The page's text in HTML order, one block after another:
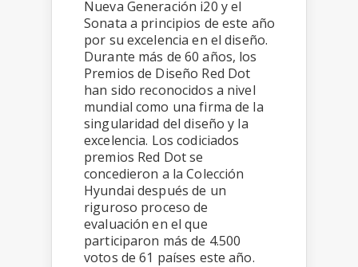
Nueva Generación i20 y el
Sonata a principios de este año
por su excelencia en el diseño.
Durante más de 60 años, los
Premios de Diseño Red Dot
han sido reconocidos a nivel
mundial como una firma de la
singularidad del diseño y la
excelencia. Los codiciados
premios Red Dot se
concedieron a la Colección
Hyundai después de un
riguroso proceso de
evaluación en el que
participaron más de 4.500
votos de 61 países este año.